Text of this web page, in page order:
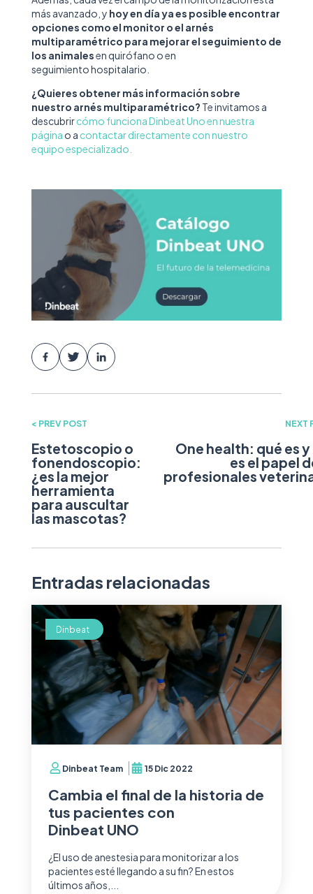
más avanzado, y hoy en día ya es posible encontrar
opciones como el monitor o el arnés
multiparamétrico para mejorar el seguimiento de
los animalesen quirófano o en
seguimiento hospitalario.
¿Quieres obtener más información sobre
nuestro arnés multiparamétrico? Te invitamos a
descubrircómo funciona Dinbeat Uno en nuestra
página o a contactar directamente con nuestro
equipo especializado.
< PREV POST
Estetoscopio o
fonendoscopio:
¿es la mejor
herramienta
para auscultar
las mascotas?
NEXT
One health: qué es
es el papel
profesionales
Entradas relacionadas
Dinbeat Team 15 Dic 2022
Cambia el final de la historia de
tus pacientes con
Dinbeat UNO
¿El uso de anestesia para monitorizar a los
pacientes esté llegando a su fin? En estos
últimos años,...
Dinbeat